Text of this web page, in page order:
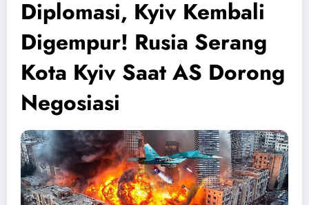
Diplomasi, Kyiv Kembali
Digempur! Rusia Serang
Kota Kyiv Saat AS Dorong
Negosiasi